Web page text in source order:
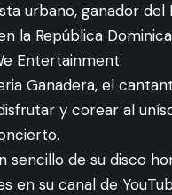
urbano, ganador del
la República
Entertainment.
Ganadera, el
y corear al
sencillo de su disco
en su canal de